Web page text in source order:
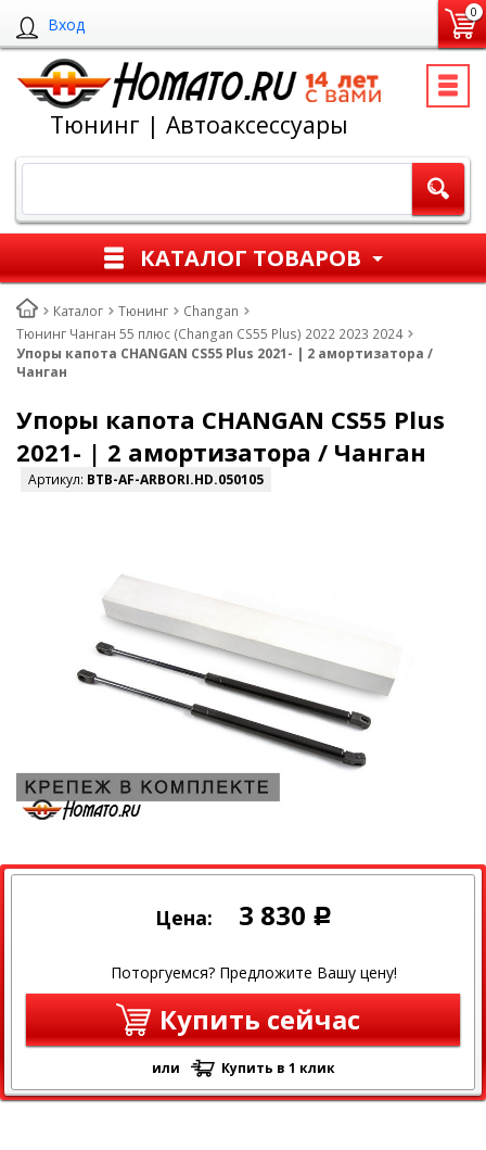
Вход
0
Тюнинг | Автоаксессуары
КАТАЛОГ ТОВАРОВ
Каталог Тюнинг
Changan
Тюнинг Чанган 55 плюс (Changan CS55 Plus) 2022 2023 2024
Упоры капота CHANGAN CS55 Plus 2021- | 2 амортизатора /
Чанган
Упоры капота CHANGAN CS55 Plus
2021- | 2 амортизатора / Чанган
Артикул: BTB-AF-ARBORI.HD.050105
Цена: 3 830 Р
Поторгуемся? Предложите Вашу цену!
Купить сейчас
или Купить в 1 клик